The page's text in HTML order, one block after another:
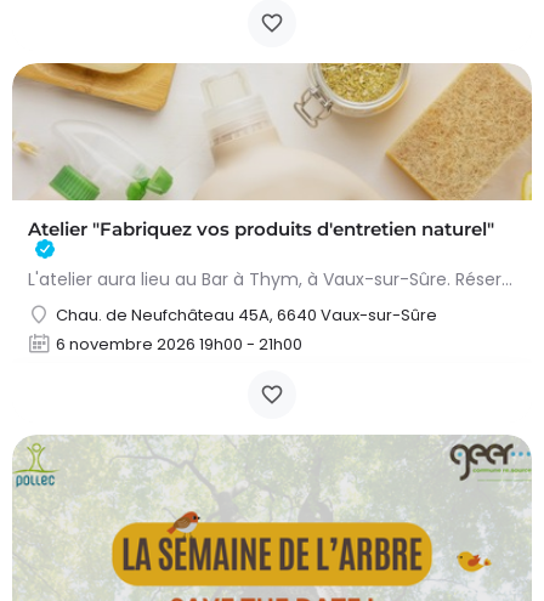
Atelier "Fabriquez vos produits d'entretien naturel"
L'atelier aura lieu au Bar à Thym, à Vaux-sur-Sûre. Réservation :
Chau. de Neufchâteau 45A, 6640 Vaux-sur-Sûre
6 novembre 2026 19h00 - 21h00